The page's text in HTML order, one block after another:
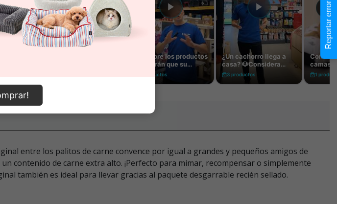
entre los palitos de carne convence por igual a grandes y pequeños amigos de
contenido de carne extra alto. ¡Perfecto para mimar, recompensar o simplemente
también es ideal para llevar gracias al paquete desgarrable recién sellado.
Reportar error